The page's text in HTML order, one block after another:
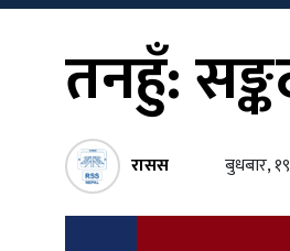
तनहुँ:
रासस बुधबार,